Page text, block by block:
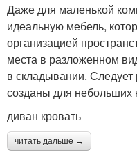
Даже для маленькой
идеальную мебель,
организацией
места в разложенном
в складывании.
созданы для небольших
диван кровать
читать дальше →